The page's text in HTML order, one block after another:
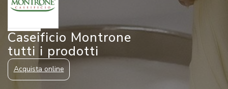
Caseificio Montrone
tutti i prodotti
Acquista online